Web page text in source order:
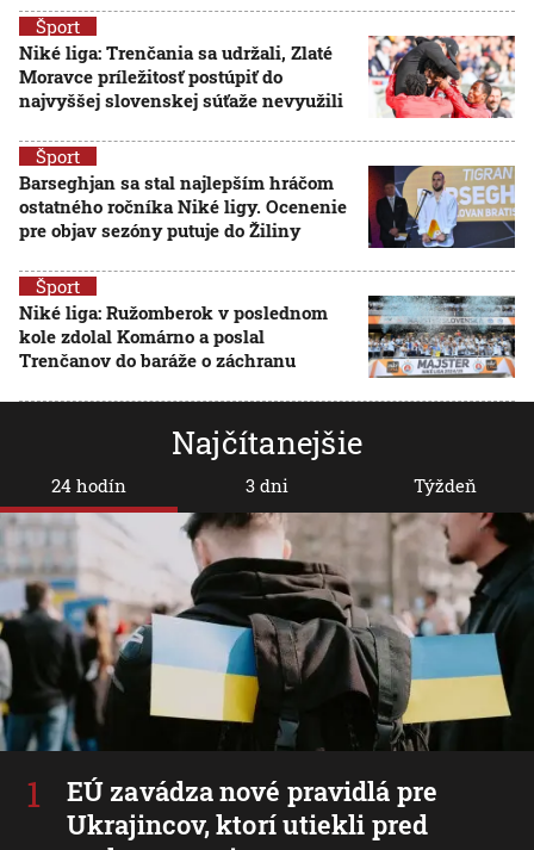
Šport
Niké liga: Trenčania sa udržali, Zlaté
Moravce príležitosť postúpiť do
najvyššej slovenskej súťaže nevyužili
Šport
Barseghjan sa stal najlepším hráčom
ostatného ročníka Niké ligy. Ocenenie
pre objav sezóny putuje do Žiliny
Šport
Niké liga: Ružomberok v poslednom
kole zdolal Komárno a poslal
Trenčanov do baráže o záchranu
Najčítanejšie
24 hodín
EÚ zavádza nové pravidlá pre
Ukrajincov, ktorí utiekli pred
3 dni Týždeň